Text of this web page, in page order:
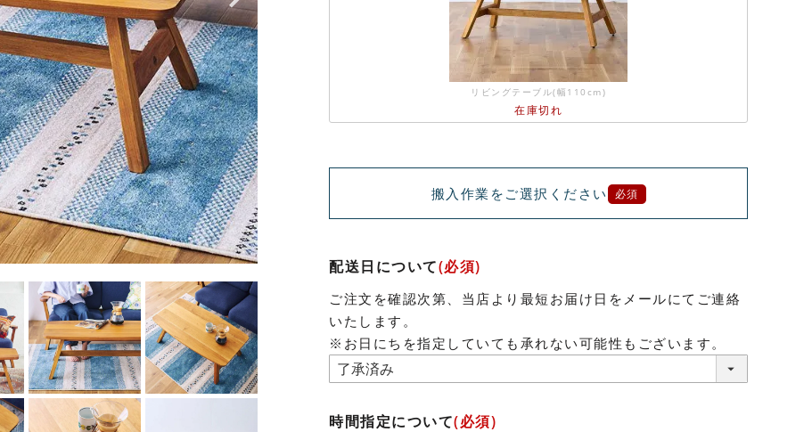
リビングテーブル(幅110cm)
在庫切れ
搬入作業をご選択ください 必須
配送日について(必須)
ご注文を確認次第、当店より最短お届け日をメールにてご連絡
いたします。
※お日にちを指定していても承れない可能性もございます。
時間指定について(必須)